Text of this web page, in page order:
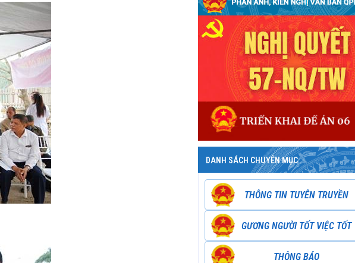
DANH SÁCH CHUYÊN MỤC
THÔNG TIN TUYÊN TRUYỀN
GƯƠNG NGƯỜI TỐT VIỆC TỐT
THÔNG BÁO